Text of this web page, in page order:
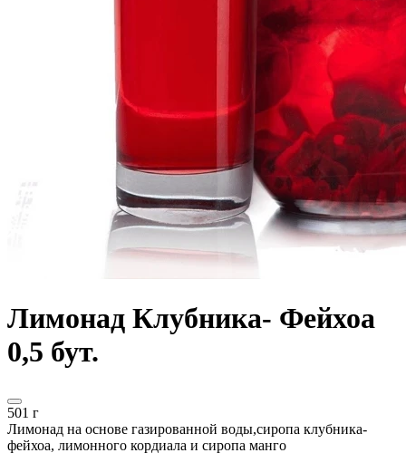
Лимонад Клубника- Фейхоа
0,5 бут.
501 г
Лимонад на основе газированной воды,сиропа клубника-
фейхоа, лимонного кордиала и сиропа манго